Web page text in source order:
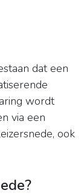
dat een
wordt
via een
ook